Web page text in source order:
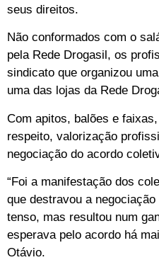
seus direitos.
Não conformados com o
pela Rede Drogasil, os
sindicato que organizou
uma das lojas da Rede
Com apitos, balões e
respeito, valorização
negociação do acordo
“Foi a manifestação dos
que destravou a
tenso, mas resultou num
esperava pelo acordo há
Otávio.